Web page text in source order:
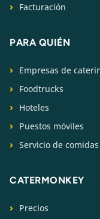
Facturación
PARA QUIÉN
Empresas de
Foodtrucks
Hoteles
Puestos móviles
Servicio de comidas
CATERMONKEY
Precios